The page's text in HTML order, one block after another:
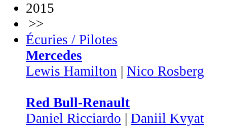
2015
>>
Écuries / Pilotes
Mercedes
Lewis Hamilton | Nico Rosberg
Red Bull-Renault
Daniel Ricciardo | Daniil Kvyat